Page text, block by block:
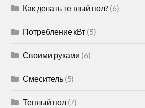
Как делать теплый пол? (6)
Потребление кВт (5)
Своими руками (6)
Смеситель (5)
Теплый пол (7)